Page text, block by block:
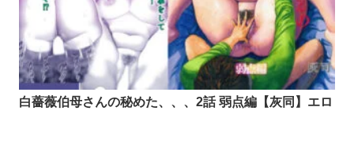
白薔薇伯母さんの秘めた、、、2話 弱点編【灰同】エロ